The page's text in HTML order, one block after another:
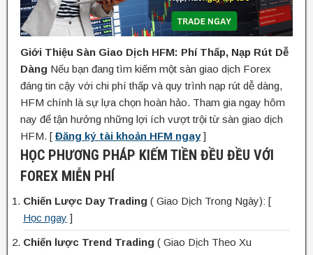
Giới Thiệu Sàn Giao Dịch HFM: Phí Thấp, Nạp Rút Dễ
Dàng Nếu bạn đang tìm kiếm một sàn giao dịch Forex
đáng tin cậy với chi phí thấp và quy trình nạp rút dễ dàng,
HFM chính là sự lựa chọn hoàn hảo. Tham gia ngay hôm
nay để tận hưởng những lợi ích vượt trội từ sàn giao dịch
HFM. [ Đăng ký tài khoản HFM ngay]
HỌC PHƯƠNG PHÁP KIẾM TIỀN ĐỀU ĐỀU VỚI
FOREX MIỄN PHÍ
Chiến Lược Day Trading ( Giao Dịch Trong Ngày): [
Học ngay ]
Chiến lược Trend Trading ( Giao Dịch Theo Xu